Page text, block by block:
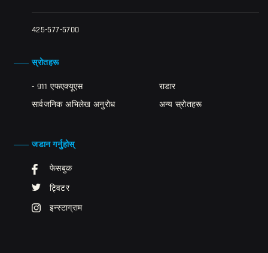
425-577-5700
स्रोतहरू
- 911 एफएक्यूएस
सार्वजनिक अभिलेख अनुरोध
राडार
अन्य स्रोतहरू
जडान गर्नुहोस्
फेसबुक
ट्विटर
इन्स्टाग्राम